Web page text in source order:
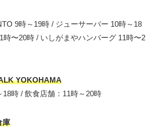
9時～19時 / ジューサーバー 10時～18
時〜20時 / いしがまやハンバーグ 11時〜2
YOKOHAMA
18時 / 飲食店舗：11時～20時
庫